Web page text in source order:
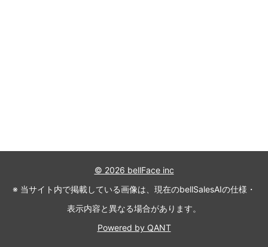
© 2026 bellFace inc
※ 当サイト内で掲載している画像は、現在のbellSalesAIの仕様・
表示内容と異なる場合があります。
Powered by QANT